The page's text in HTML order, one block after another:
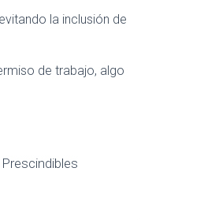
la inclusión de
de trabajo, algo